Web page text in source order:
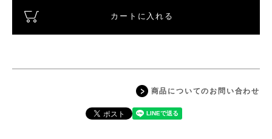
カートに入れる
商品についてのお問い合わせ